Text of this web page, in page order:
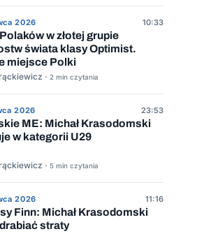
2026 10:33
w złotej grupie
świata klasy Optimist.
miejsce Polki
· 2 min czytania
2026 23:53
ME: Michał Krasodomski
w kategorii U29
· 5 min czytania
2026 11:16
Finn: Michał Krasodomski
straty